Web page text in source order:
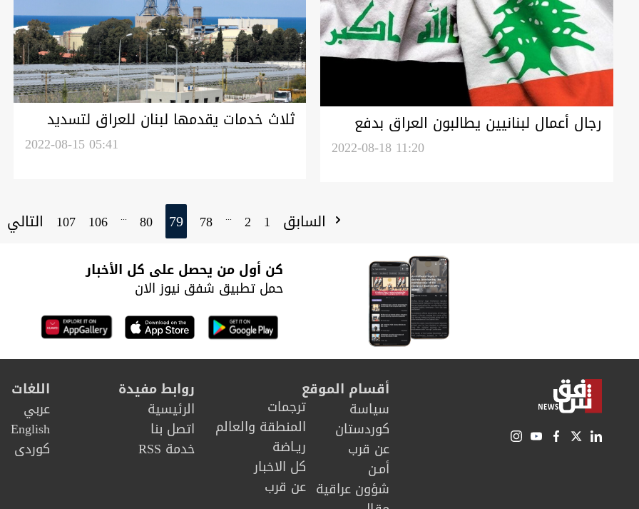
رجال أعمال لبنانيين يطالبون العراق بدفع
2022-08-18 11:20
ثلاث خدمات يقدمها لبنان للعراق لتسديد
2022-08-15 05:41
السابق 1
2
...
78
79
80
...
106
107 التالي
كن أول من يحصل على كل الأخبار
حمل تطبيق شفق نيوز الان
أقسام الموقع
سیاسة
كوردستان
عن قرب
أمـن
شؤون عراقية
ترجمات
المنطقة والعالم
ريـاضة
كل الاخبار
عن قرب
روابط مفيدة
الرئيسية
اتصل بنا
خدمة RSS
اللغات
عربي
English
كوردى